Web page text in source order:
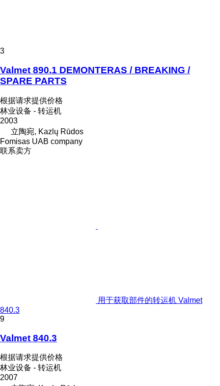
3
Valmet 890.1 DEMONTERAS / BREAKING /
SPARE PARTS
根据请求提供价格
林业设备 - 转运机
2003
立陶宛, Kazlų Rūdos
Fomisas UAB company
联系卖方
用于获取部件的转运机 Valmet
840.3
9
Valmet 840.3
根据请求提供价格
林业设备 - 转运机
2007